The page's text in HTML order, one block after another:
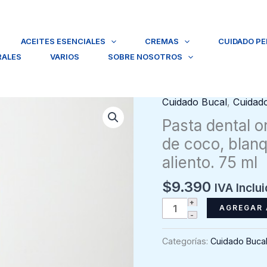
ACEITES ESENCIALES CREMAS
CUIDADO
VARIOS SOBRE NOSOTROS
Cuidado Bucal,
Pasta dental
de coco,
aliento. 75 ml
$9.390 IVA
Pasta
dental
orgánica,
Categorías: Cuidado Bucal